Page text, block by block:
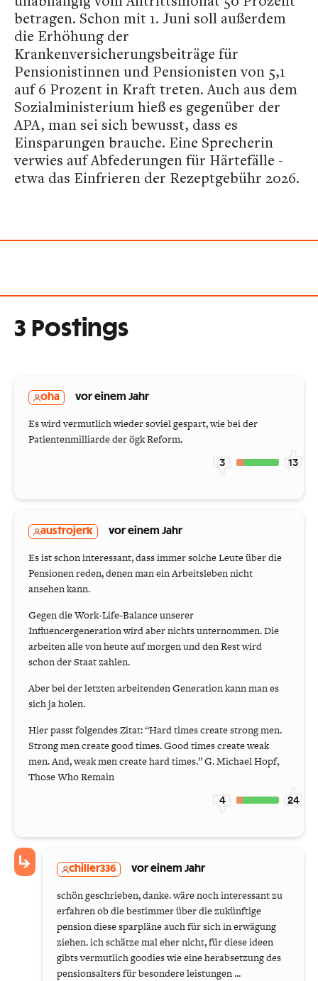
betragen. Schon mit 1. Juni soll außerdem
die Erhöhung der
Krankenversicherungsbeiträge für
Pensionistinnen und Pensionisten von 5,1
auf 6 Prozent in Kraft treten. Auch aus dem
Sozialministerium hieß es gegenüber der
APA, man sei sich bewusst, dass es
Einsparungen brauche. Eine Sprecherin
verwies auf Abfederungen für Härtefälle -
etwa das Einfrieren der Rezeptgebühr 2026.
3 Postings
oha vor einem Jahr
Es wird vermutlich wieder soviel gespart, wie bei der
Patientenmilliarde der ögk Reform.
3 13
austrojerk vor einem Jahr
Es ist schon interessant, dass immer solche Leute über die
Pensionen reden, denen man ein Arbeitsleben nicht
ansehen kann.
Gegen die Work-Life-Balance unserer
Influencergeneration wird aber nichts unternommen. Die
arbeiten alle von heute auf morgen und den Rest wird
schon der Staat zahlen.
Aber bei der letzten arbeitenden Generation kann man es
sich ja holen.
Hier passt folgendes Zitat: “Hard times create strong men.
Strong men create good times. Good times create weak
men. And, weak men create hard times.” G. Michael Hopf,
Those Who Remain
4 24
chiller336 vor einem Jahr
schön geschrieben, danke. wäre noch interessant zu
erfahren ob die bestimmer über die zukünftige
pension diese sparpläne auch für sich in erwägung
ziehen. ich schätze mal eher nicht, für diese ideen
gibts vermutlich goodies wie eine herabsetzung des
pensionsalters für besondere leistungen ...